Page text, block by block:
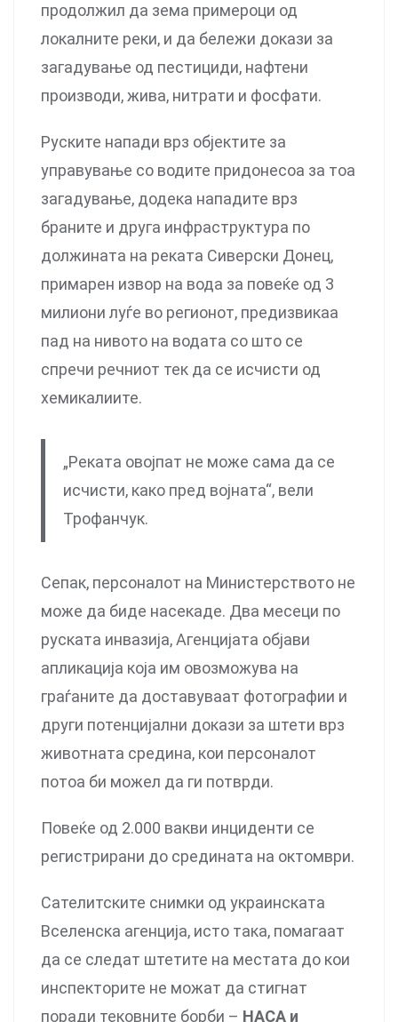
продолжил да зема примероци од
локалните реки, и да бележи докази за
загадување од пестициди, нафтени
производи, жива, нитрати и фосфати.
Руските напади врз објектите за
управување со водите придонесоа за тоа
загадување, додека нападите врз
браните и друга инфраструктура по
должината на реката Сиверски Донец,
примарен извор на вода за повеќе од 3
милиони луѓе во регионот, предизвикаа
пад на нивото на водата со што се
спречи речниот тек да се исчисти од
хемикалиите.
„Реката овојпат не може сама да се
исчисти, како пред војната“, вели
Трофанчук.
Сепак, персоналот на Министерството не
може да биде насекаде. Два месеци по
руската инвазија, Агенцијата објави
апликација која им овозможува на
граѓаните да доставуваат фотографии и
други потенцијални докази за штети врз
животната средина, кои персоналот
потоа би можел да ги потврди.
Повеќе од 2.000 вакви инциденти се
регистрирани до средината на октомври.
Сателитските снимки од украинската
Вселенска агенција, исто така, помагаат
да се следат штетите на местата до кои
инспекторите не можат да стигнат
поради тековните борби – НАСА и